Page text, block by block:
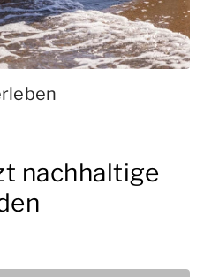
nachhaltige